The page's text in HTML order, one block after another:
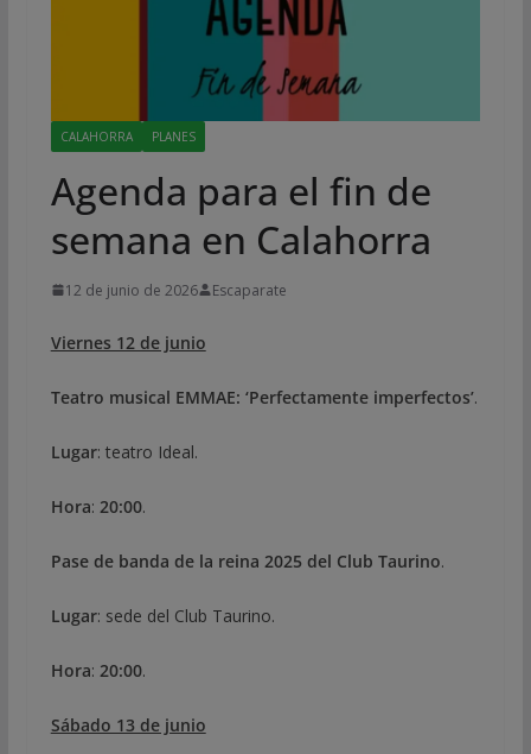
CALAHORRA PLANES
Agenda para el fin de
semana en Calahorra
12 de junio de 2026 Escaparate
Viernes 12 de junio
Teatro musical EMMAE: ‘Perfectamente imperfectos’.
Lugar: teatro Ideal.
Hora: 20:00.
Pase de banda de la reina 2025 del Club Taurino.
Lugar: sede del Club Taurino.
Hora: 20:00.
Sábado 13 de junio